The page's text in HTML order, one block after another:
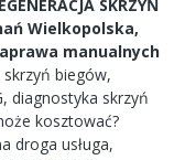
SKRZYŃ
Wielkopolska,
manualnych
skrzyń biegów,
diagnostyka skrzyń
kosztować?
droga usługa,